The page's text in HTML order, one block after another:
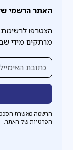
האתר הרשמי
הצטרפו
מרתקים מידי
הרשמה מאשרת
הפרטיות של האתר.